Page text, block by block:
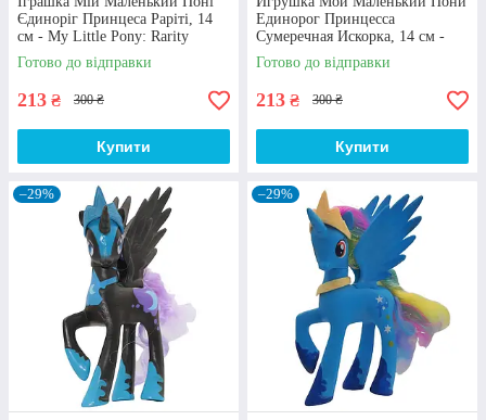
Дизайн
Окремі іграшки мій маленький поні мають
різнокольорові загривки та хвостики.
Мініатюрний гребінець, що входить до набору,
дозволить розчісувати шикарні пасма поні та
причепурювати персонажа. Деякі фігурки
Дівчат з Еквестрії мають додаткові аксесуари:
обруч з вушками, хвіст тощо.
Чому іграшку мій маленький поні купити
найкраще у магазині "Azolla"
Єдиноріг Принцеса Раріті, 14
см - My Little Pony: Rarity
Готово до відправки
213 ₴ 300 ₴
Купити
Единорог Принцесса
Сумеречная Искорка, 14 см -
My Little Pony: Twilight Sparkle
Готово до відправки
213 ₴ 300 ₴
Купити
–29% –29%